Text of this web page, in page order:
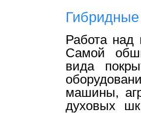
Работа
Самой
вида
машины,
духовых